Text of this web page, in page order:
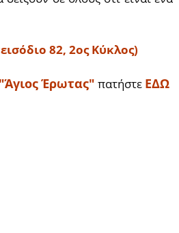
82, 2ος Κύκλος)
"Άγιος Έρωτας" πατήστε ΕΔΩ